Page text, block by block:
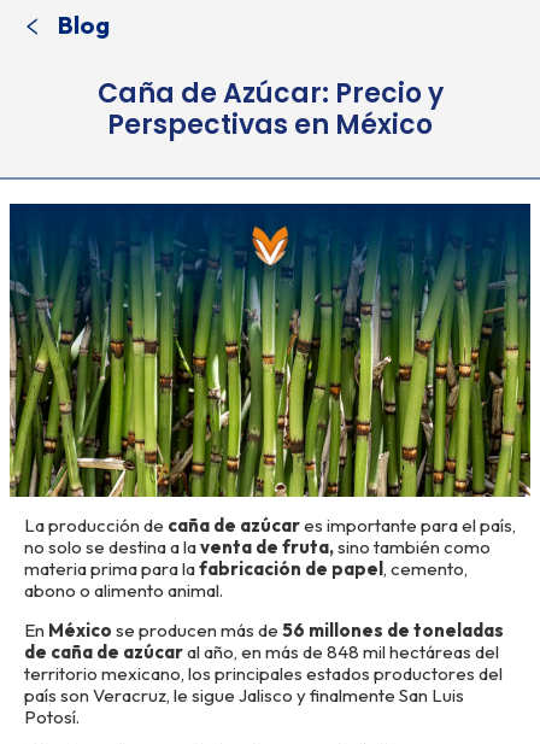
Blog
Caña de Azúcar: Precio y
Perspectivas en México
La producción de caña de azúcares importante para el país,
no solo se destina a laventa de fruta,sino también como
materia prima para lafabricación de papel, cemento,
abono o alimento animal.
En México se producen más de 56 millones de toneladas
de caña de azúcaral año, en más de 848 mil hectáreas del
territorio mexicano, los principales estados productores del
país son Veracruz, le sigue Jalisco y finalmente San Luis
Potosí.